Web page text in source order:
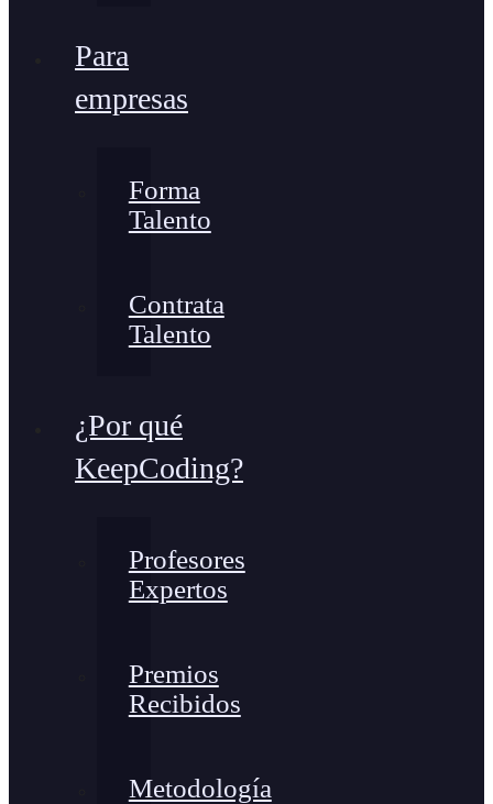
Para
empresas
Forma
Talento
Contrata
Talento
¿Por qué
KeepCoding?
Profesores
Expertos
Premios
Recibidos
Metodología